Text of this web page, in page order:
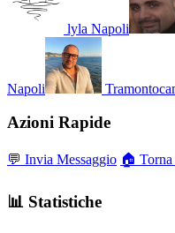
lyla Napoli
Napoli
Azioni Rapide
💬 Invia Messaggio 🏠
📊 Statistiche